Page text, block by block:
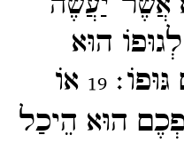
הוּא
19 אוֹ
הוּא הֵיכַל